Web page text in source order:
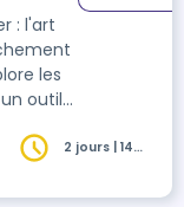
: l'art
les
outil
au fur
2 jours | 14